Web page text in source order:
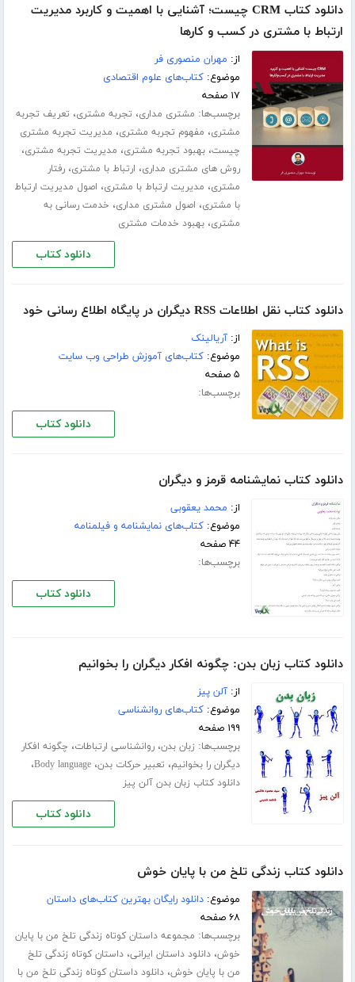
دانلود کتاب CRM چیست؛ آشنایی با اهمیت و کاربرد مدیریت
ارتباط با مشتری در کسب و‌ کارها
از: مهران منصوری فر
موضوع:کتاب‌های علوم اقتصادی
۱۷ صفحه
برچسب‌ها: مشتری مداری، تجربه مشتری، تعریف تجربه
مشتری، مفهوم تجربه مشتری، مدیریت تجربه مشتری
چیست،بهبود تجربه مشتری، مدیریت تجربه مشتری،
روش های مشتری مداری، ارتباط با مشتری،رفتار
مشتری، مدیریت ارتباط با مشتری، اصول مدیریت ارتباط
با مشتری، اصول مشتری مداری، خدمت رسانی به
مشتری،بهبود خدمات مشتری
دانلود کتاب
دانلود کتاب نقل اطلاعات RSS دیگران در پایگاه اطلاع رسانی خود
از:آریالینک
موضوع:کتاب‌های آموزش طراحی وب سایت
۵ صفحه
برچسب‌ها:
دانلود کتاب
دانلود کتاب نمایشنامه قرمز و دیگران
از: محمد یعقوبی
موضوع:کتاب‌های نمایشنامه و فیلمنامه
۴۴ صفحه
برچسب‌ها:
دانلود کتاب
دانلود کتاب زبان بدن: چگونه افکار دیگران را بخوانیم
از:آلن پیز
موضوع:کتاب‌های روانشناسی
۱۹۹ صفحه
برچسب‌ها: زبان بدن،روانشناسی ارتباطات، چگونه افکار
دیگران را بخوانیم، تعبیر حرکات بدن،Body language،
دانلود کتاب زبان بدن آلن پیز
دانلود کتاب
دانلود کتاب زندگی تلخ من با پایان خوش
موضوع:دانلود رایگان بهترین کتاب‌های داستان
۶۸ صفحه
برچسب‌ها: مجموعه داستان کوتاه زندگی تلخ من با پایان
خوش،دانلود داستان ایرانی،داستان کوتاه زندگی تلخ
من با پایان خوش،دانلود داستان کوتاه زندگی تلخ من با